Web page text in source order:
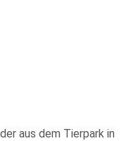
aus dem Tierpark in